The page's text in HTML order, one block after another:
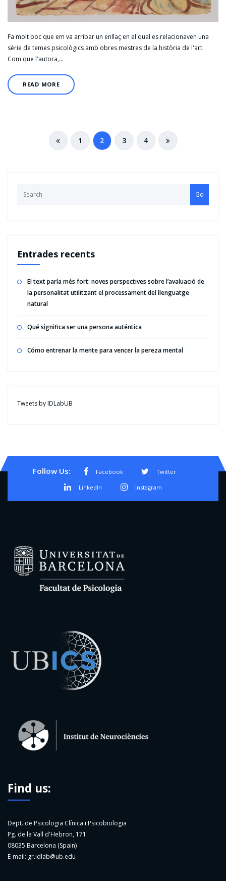
Fa molt poc que em va arribar un enllaç en el qual es relacionaven una
sèrie de temes psicològics amb obres mestres de la història de l'art.
Com que l'autora,…
READ MORE
1 2 3 4
Go
Entrades recents
El text parla més fort: noves perspectives sobre l’avaluació de
la personalitat utilitzant el processament del llenguatge
natural
Qué significa ser una persona auténtica
Cómo entrenar la mente para vencer la pereza mental
Tweets by IDLabUB
Follow Us: Facebook Twitter
LinkedIn Instagram
Find us:
Dept. de Psicologia Clínica i Psicobiologia
Pg. de la Vall d'Hebron, 171
08035 Barcelona (Spain)
E-mail: gr.idlab@ub.edu